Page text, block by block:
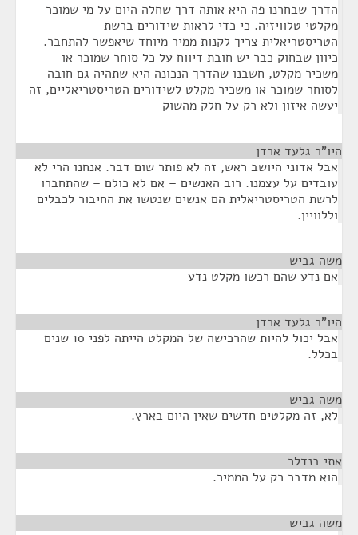
הדרך שבחרנו פה היא אותה דרך שחלה היום על מי שמוכר
מקלטי טלוויזיה. כי כדי לראות שידורים ברשת
הטריסטריאלית צריך לקנות ממיר מיוחד שיאפשר להתחבר.
כיוון שבחוק כבר יש חובת דיווח על כל סוחר שמוכר או
משכיר מקלט, חשבנו שהדרך הנכונה היא שתהיה גם חובה
לסוחר שמוכר או משכיר מקלט לשידורים הטריסטריאליים, זה
יעשה איזון ולא רק על חלק מהשוק- -
היו"ר גלעד ארדן
אבל אדוני היושב ראש, זה לא פותר שום דבר. אנחנו הרי לא
עובדים על עצמנו. רוב האנשים – אם לא כולם – שהתחברו
לרשת הטריסטריאלית הם אנשים שנטשו את החיבור לכבלים
וללוויין.
משה גביש
אם נדע שהם רכשו מקלט נדע- - -
היו"ר גלעד ארדן
אבל יכול להיות שהרכישה של המקלט הייתה לפני 10 שנים
בכלל.
משה גביש
לא, זה מקלטים חדשים שאין היום בארץ.
אתי בנדלר
הוא מדבר רק על הממיר.
משה גביש